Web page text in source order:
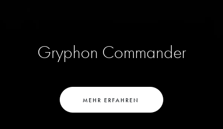
Gryphon Commander
MEHR ERFAHREN